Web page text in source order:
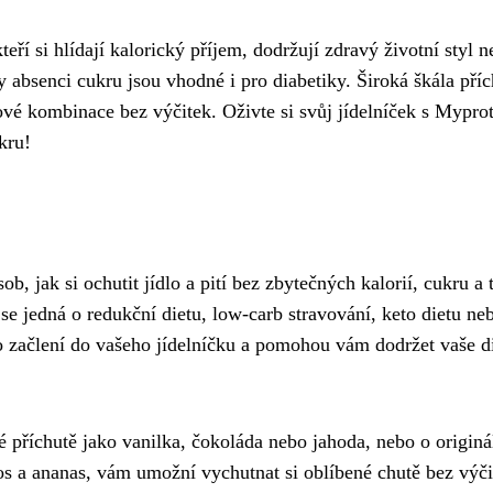
si hlídají kalorický příjem, dodržují zdravý životní styl
cukru jsou vhodné i pro diabetiky. Široká škála
kombinace bez výčitek. Oživte si svůj jídelníček s
jak si ochutit jídlo a pití bez zbytečných kalorií, cukru a
jedná o redukční dietu, low-carb stravování, keto dietu
do vašeho jídelníčku a pomohou vám dodržet vaše
jako vanilka, čokoláda nebo jahoda, nebo o
ananas, vám umožní vychutnat si oblíbené chutě bez